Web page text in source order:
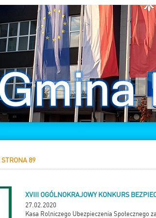
89
XVIII OGÓLNOKRAJOWY KONKURS
27.02.2020
Kasa Rolniczego Ubezpieczenia Społecznego